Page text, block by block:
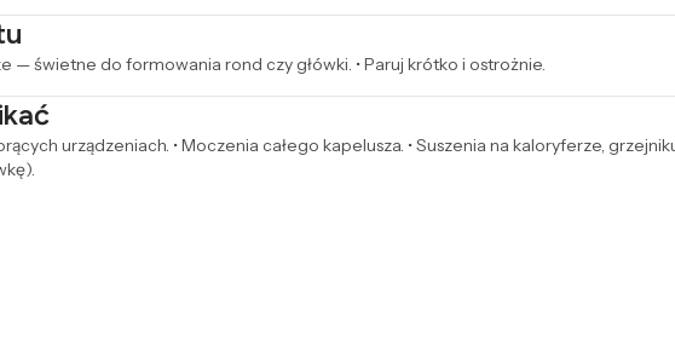
— świetne do formowania rond czy główki. • Paruj krótko i ostrożnie.
urządzeniach. • Moczenia całego kapelusza. • Suszenia na kaloryferze,